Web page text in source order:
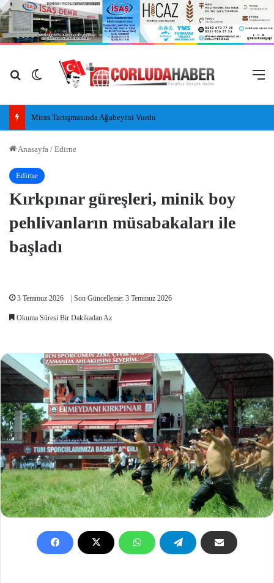
Arama yap ...
Dış görünümü değiştir
RODOST Derneği’nden Çorlu Kaymakamı Niyazi Erten’e Ziyaret
Anasayfa / Edirne
Edirne
Kırkpınar güreşleri, minik boy
pehlivanların müsabakaları ile
başladı
3 Temmuz 2026 | Son Güncelleme: 3 Temmuz 2026
Okuma Süresi Bir Dakikadan Az